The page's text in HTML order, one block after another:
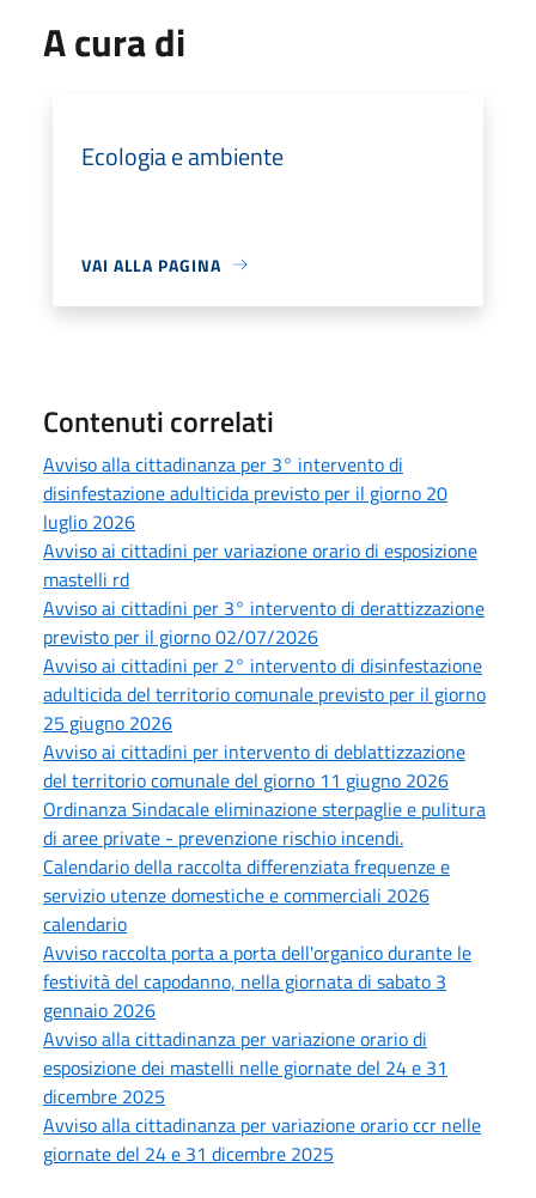
A cura di
Ecologia e ambiente
VAI ALLA PAGINA
Contenuti correlati
Avviso alla cittadinanza per 3° intervento di
disinfestazione adulticida previsto per il giorno 20
luglio 2026
Avviso ai cittadini per variazione orario di esposizione
mastelli rd
Avviso ai cittadini per 3° intervento di derattizzazione
previsto per il giorno 02/07/2026
Avviso ai cittadini per 2° intervento di disinfestazione
adulticida del territorio comunale previsto per il giorno
25 giugno 2026
Avviso ai cittadini per intervento di deblattizzazione
del territorio comunale del giorno 11 giugno 2026
Ordinanza Sindacale eliminazione sterpaglie e pulitura
di aree private - prevenzione rischio incendi.
Calendario della raccolta differenziata frequenze e
servizio utenze domestiche e commerciali 2026
calendario
Avviso raccolta porta a porta dell'organico durante le
festività del capodanno, nella giornata di sabato 3
gennaio 2026
Avviso alla cittadinanza per variazione orario di
esposizione dei mastelli nelle giornate del 24 e 31
dicembre 2025
Avviso alla cittadinanza per variazione orario ccr nelle
giornate del 24 e 31 dicembre 2025